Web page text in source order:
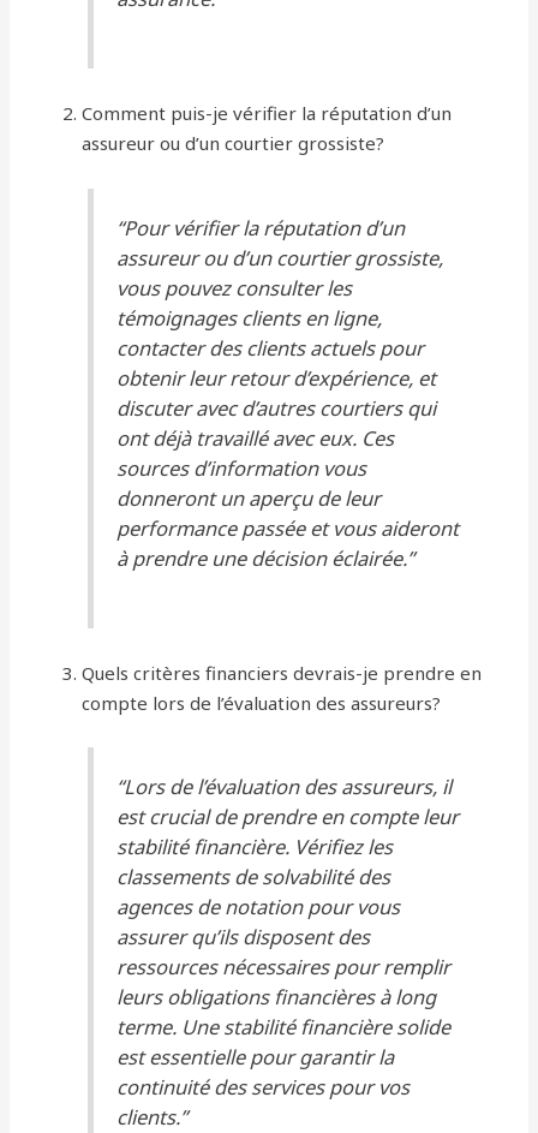
Comment puis-je vérifier la réputation d’un
assureur ou d’un courtier grossiste?
“Pour vérifier la réputation d’un
assureur ou d’un courtier grossiste,
vous pouvez consulter les
témoignages clients en ligne,
contacter des clients actuels pour
obtenir leur retour d’expérience, et
discuter avec d’autres courtiers qui
ont déjà travaillé avec eux. Ces
sources d’information vous
donneront un aperçu de leur
performance passée et vous aideront
à prendre une décision éclairée.”
Quels critères financiers devrais-je prendre en
compte lors de l’évaluation des assureurs?
“Lors de l’évaluation des assureurs, il
est crucial de prendre en compte leur
stabilité financière. Vérifiez les
classements de solvabilité des
agences de notation pour vous
assurer qu’ils disposent des
ressources nécessaires pour remplir
leurs obligations financières à long
terme. Une stabilité financière solide
est essentielle pour garantir la
continuité des services pour vos
clients.”